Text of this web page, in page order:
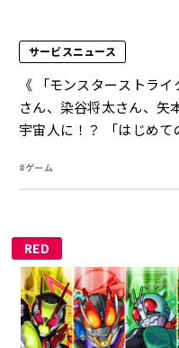
サービスニュース
《 「モンスターストラ
さん、染谷将太さん、矢
宇宙人に！？ 「はじめ
る。/ティザー」篇 3月
#ゲーム
RED